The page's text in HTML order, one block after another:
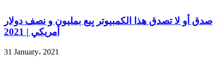
صدق أو لا تصدق هذا الكمبيوتر بِيع بمليون و نصف دولار
أمريكي | 2021
31 January، 2021